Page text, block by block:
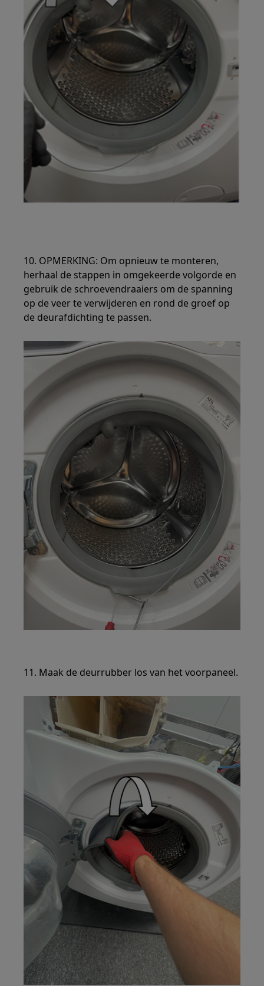
10. OPMERKING: Om opnieuw te monteren,
herhaal de stappen in omgekeerde volgorde en
gebruik de schroevendraaiers om de spanning
op de veer te verwijderen en rond de groef op
de deurafdichting te passen.
11. Maak de deurrubber los van het voorpaneel.